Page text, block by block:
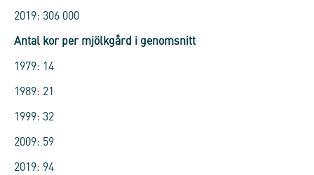
2019: 306 000
Antal kor per mjölkgård i genomsnitt
1979: 14
1989: 21
1999: 32
2009: 59
2019: 94